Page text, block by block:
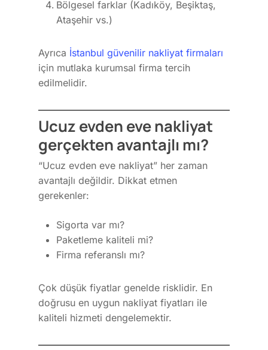
Bölgesel farklar (Kadıköy, Beşiktaş,
Ataşehir vs.)
Ayrıca İstanbul güvenilir nakliyat firmaları
için mutlaka kurumsal firma tercih
edilmelidir.
Ucuz evden eve nakliyat
gerçekten avantajlı mı?
“Ucuz evden eve nakliyat” her zaman
avantajlı değildir. Dikkat etmen
gerekenler:
Sigorta var mı?
Paketleme kaliteli mi?
Firma referanslı mı?
Çok düşük fiyatlar genelde risklidir. En
doğrusu en uygun nakliyat fiyatları ile
kaliteli hizmeti dengelemektir.
Şehirlerarası Nakliyat
Şehir İçi Nakliyat
30 /A Maltepe İSTANBUL
444 6 371
0532 644 63 71